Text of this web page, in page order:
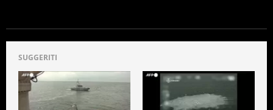
SUGGERITI